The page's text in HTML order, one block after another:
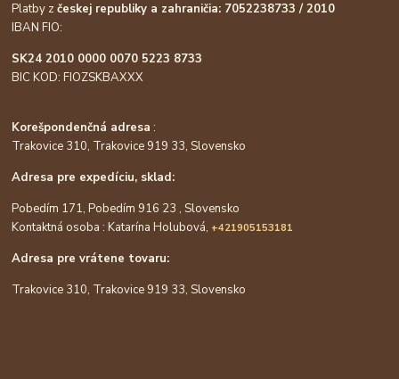
Platby zčeskej republiky a zahraničia: 7052238733 / 2010
IBAN FIO:
SK24 2010 0000 0070 5223 8733
BIC KOD: FIOZSKBAXXX
Korešpondenčná adresa :
Trakovice 310, Trakovice 919 33, Slovensko
Adresa pre expedíciu, sklad:
Pobedím 171, Pobedím 916 23 , Slovensko
Kontaktná osoba : Katarína Holubová, +421905153181
Adresa pre vrátene tovaru:
Trakovice 310, Trakovice 919 33, Slovensko